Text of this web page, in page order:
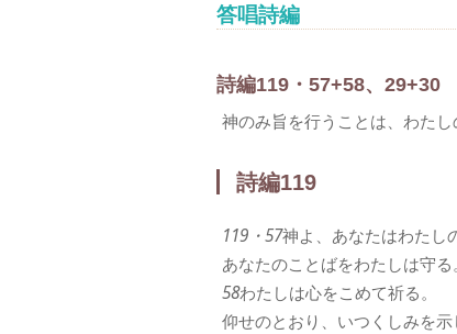
答唱詩編
詩編119・57+58、29+30
神のみ旨を行うことは、わたし
詩編119
119・57神よ、あなたはわたし
あなたのことばをわたしは守る。
58わたしは心をこめて祈る。
仰せのとおり、いつくしみを示